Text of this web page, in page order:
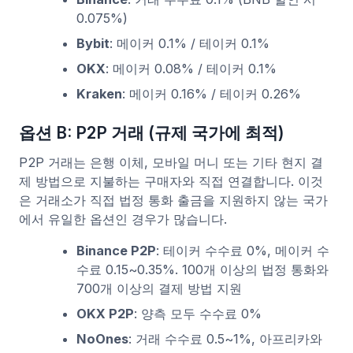
0.075%)
Bybit: 메이커 0.1% / 테이커 0.1%
OKX: 메이커 0.08% / 테이커 0.1%
Kraken: 메이커 0.16% / 테이커 0.26%
옵션 B: P2P 거래 (규제 국가에 최적)
P2P 거래는 은행 이체, 모바일 머니 또는 기타 현지 결
제 방법으로 지불하는 구매자와 직접 연결합니다. 이것
은 거래소가 직접 법정 통화 출금을 지원하지 않는 국가
에서 유일한 옵션인 경우가 많습니다.
Binance P2P: 테이커 수수료 0%, 메이커 수
수료 0.15~0.35%. 100개 이상의 법정 통화와
700개 이상의 결제 방법 지원
OKX P2P: 양측 모두 수수료 0%
NoOnes: 거래 수수료 0.5~1%, 아프리카와